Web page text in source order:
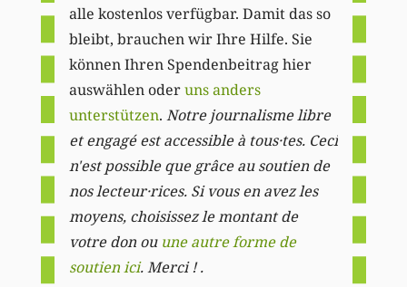
alle kostenlos verfügbar. Damit das so
bleibt, brauchen wir Ihre Hilfe. Sie
können Ihren Spendenbeitrag hier
auswählen oderuns anders
unterstützen. Notre journalisme libre
et engagé est accessible à tous·tes. Ceci
n'est possible que grâce au soutien de
nos lecteur·rices. Si vous en avez les
moyens, choisissez le montant de
votre don ou une autre forme de
soutien ici. Merci ! .